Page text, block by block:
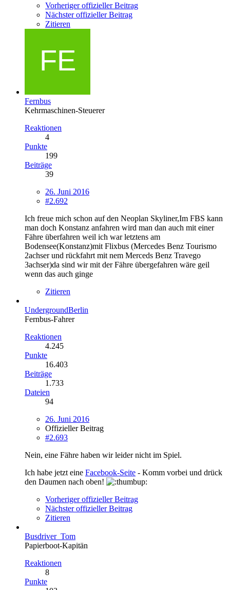
Vorheriger offizieller Beitrag
Nächster offizieller Beitrag
Zitieren
Fernbus
Kehrmaschinen-Steuerer
Reaktionen
4
Punkte
199
Beiträge
39
26. Juni 2016
#2.692
Ich freue mich schon auf den Neoplan Skyliner,Im FBS kann
man doch Konstanz anfahren wird man dan auch mit einer
Fähre überfahren weil ich war letztens am
Bodensee(Konstanz)mit Flixbus (Mercedes Benz Tourismo
2achser und rückfahrt mit nem Merceds Benz Travego
3achser)da sind wir mit der Fähre übergefahren wäre geil
wenn das auch ginge
Zitieren
UndergroundBerlin
Fernbus-Fahrer
Reaktionen
4.245
Punkte
16.403
Beiträge
1.733
Dateien
94
26. Juni 2016
Offizieller Beitrag
#2.693
Nein, eine Fähre haben wir leider nicht im Spiel.
Ich habe jetzt eine Facebook-Seite - Komm vorbei und drück
den Daumen nach oben!
Vorheriger offizieller Beitrag
Nächster offizieller Beitrag
Zitieren
Busdriver_Tom
Papierboot-Kapitän
Reaktionen
8
Punkte